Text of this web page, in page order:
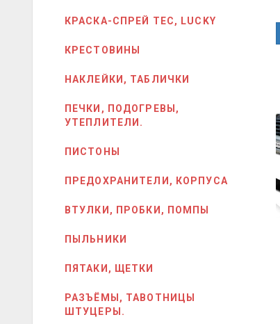
КРАСКА-СПРЕЙ ТЕС, LUCKY
КРЕСТОВИНЫ
НАКЛЕЙКИ, ТАБЛИЧКИ
ПЕЧКИ, ПОДОГРЕВЫ,
УТЕПЛИТЕЛИ.
ПИСТОНЫ
ПРЕДОХРАНИТЕЛИ, КОРПУСА
ВТУЛКИ, ПРОБКИ, ПОМПЫ
ПЫЛЬНИКИ
ПЯТАКИ, ЩЕТКИ
РАЗЪЁМЫ, ТАВОТНИЦЫ
ШТУЦЕРЫ.